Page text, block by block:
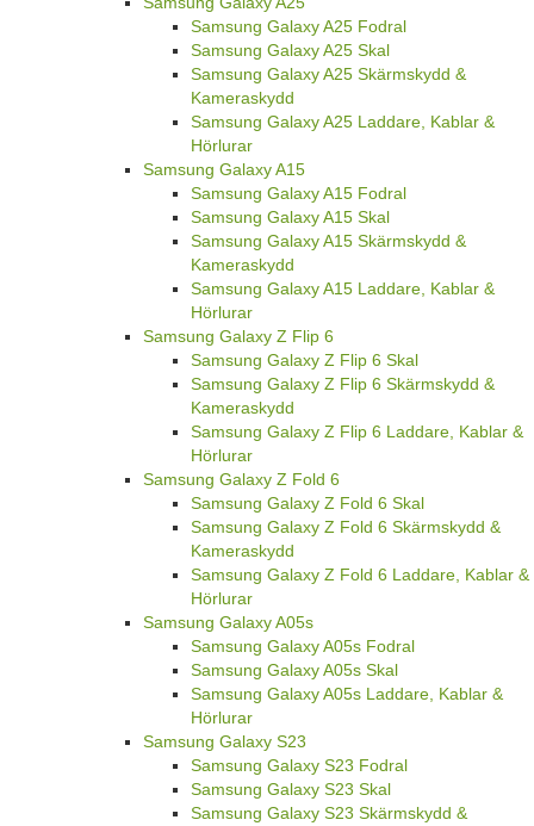
Samsung Galaxy A25 Fodral
Samsung Galaxy A25 Skal
Samsung Galaxy A25 Skärmskydd &
Kameraskydd
Samsung Galaxy A25 Laddare, Kablar &
Hörlurar
Samsung Galaxy A15
Samsung Galaxy A15 Fodral
Samsung Galaxy A15 Skal
Samsung Galaxy A15 Skärmskydd &
Kameraskydd
Samsung Galaxy A15 Laddare, Kablar &
Hörlurar
Samsung Galaxy Z Flip 6
Samsung Galaxy Z Flip 6 Skal
Samsung Galaxy Z Flip 6 Skärmskydd &
Kameraskydd
Samsung Galaxy Z Flip 6 Laddare, Kablar &
Hörlurar
Samsung Galaxy Z Fold 6
Samsung Galaxy Z Fold 6 Skal
Samsung Galaxy Z Fold 6 Skärmskydd &
Kameraskydd
Samsung Galaxy Z Fold 6 Laddare, Kablar &
Hörlurar
Samsung Galaxy A05s
Samsung Galaxy A05s Fodral
Samsung Galaxy A05s Skal
Samsung Galaxy A05s Laddare, Kablar &
Hörlurar
Samsung Galaxy S23
Samsung Galaxy S23 Fodral
Samsung Galaxy S23 Skal
Samsung Galaxy S23 Skärmskydd &